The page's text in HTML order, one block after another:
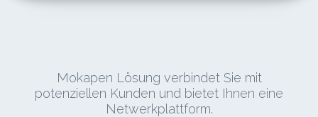
Mokapen Lösung verbindet Sie mit
potenziellen Kunden und bietet Ihnen eine
Netwerkplattform.